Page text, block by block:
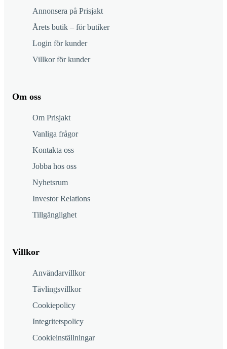
Annonsera på Prisjakt
Årets butik – för butiker
Login för kunder
Villkor för kunder
Om oss
Om Prisjakt
Vanliga frågor
Kontakta oss
Jobba hos oss
Nyhetsrum
Investor Relations
Tillgänglighet
Villkor
Användarvillkor
Tävlingsvillkor
Cookiepolicy
Integritetspolicy
Cookieinställningar